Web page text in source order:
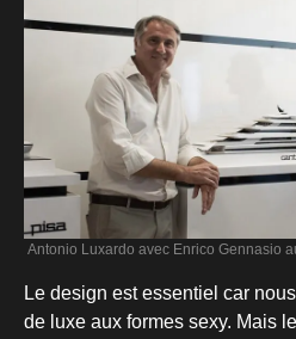
Antonio Luxardo avec Enrico Gennasio
Le design est essentiel car
de luxe aux formes sexy. Mais